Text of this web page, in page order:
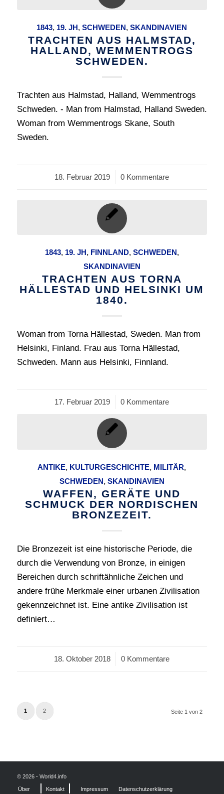
1843, 19. JH,SCHWEDEN,SKANDINAVIEN
TRACHTEN AUS HALMSTAD,
HALLAND, WEMMENTROGS
SCHWEDEN.
Trachten aus Halmstad, Halland, Wemmentrogs
Schweden. - Man from Halmstad, Halland Sweden.
Woman from Wemmentrogs Skane, South
Sweden.
18. Februar 2019
/ 0 Kommentare
1843, 19. JH, FINNLAND, SCHWEDEN,
SKANDINAVIEN
TRACHTEN AUS TORNA
HÄLLESTAD UND HELSINKI UM
1840.
Woman from Torna Hällestad, Sweden. Man from
Helsinki, Finland. Frau aus Torna Hällestad,
Schweden. Mann aus Helsinki, Finnland.
17. Februar 2019
/ 0 Kommentare
ANTIKE, KULTURGESCHICHTE, MILITÄR,
SCHWEDEN, SKANDINAVIEN
WAFFEN, GERÄTE UND
SCHMUCK DER NORDISCHEN
BRONZEZEIT.
Die Bronzezeit ist eine historische Periode, die
durch die Verwendung von Bronze, in einigen
Bereichen durch schriftähnliche Zeichen und
andere frühe Merkmale einer urbanen Zivilisation
gekennzeichnet ist. Eine antike Zivilisation ist
definiert…
18. Oktober 2018
/ 0 Kommentare
Seite 1 von 2
1 2
© 2026 - World4.info
Über Kontakt Impressum Datenschutzerklärung